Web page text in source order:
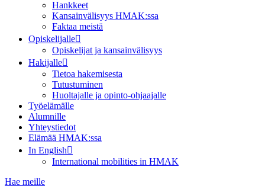
Hankkeet
Kansainvälisyys HMAK:ssa
Faktaa meistä
Opiskelijalle
Opiskelijat ja kansainvälisyys
Hakijalle
Tietoa hakemisesta
Tutustuminen
Huoltajalle ja opinto-ohjaajalle
Työelämälle
Alumnille
Yhteystiedot
Elämää HMAK:ssa
In English
International mobilities in HMAK
Hae meille